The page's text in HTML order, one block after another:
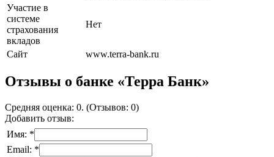
Участие в
системе
страхования
вкладов
Нет
Сайт www.terra-bank.ru
Отзывы о банке «Терра Банк»
Средняя оценка: 0. (Отзывов: 0)
Добавить отзыв:
Имя: *
Email: *